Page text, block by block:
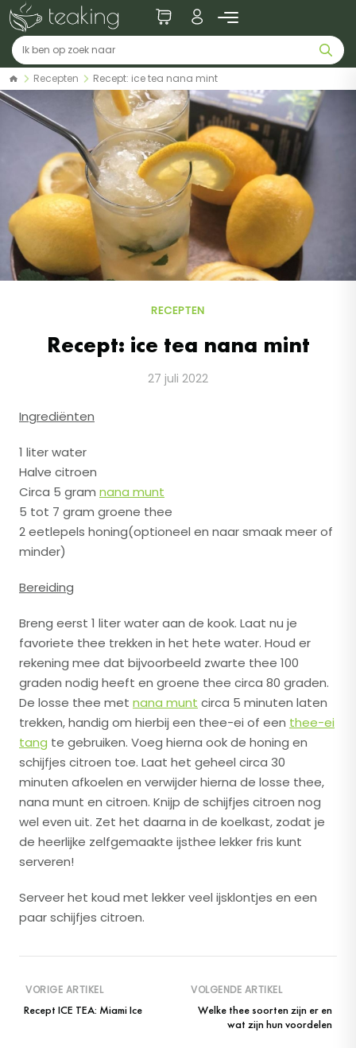
Recepten Recept: ice tea nana mint
RECEPTEN
Recept: ice tea nana mint
27 juli 2022
Ingrediënten
​1 liter water
Halve citroen
​Circa 5 gram nana munt
​5 tot 7 gram groene thee
​2 eetlepels honing(optioneel en naar smaak meer of
minder)
Bereiding
​Breng eerst 1 liter water aan de kook. Laat nu je
favoriete thee trekken in het hete water. Houd er
rekening mee dat bijvoorbeeld zwarte thee 100
graden nodig heeft en groene thee circa 80 graden.
De losse thee met nana munt circa 5 minuten laten
trekken, handig om hierbij een thee-ei of een thee-ei
tang te gebruiken. Voeg hierna ook de honing en
schijfjes citroen toe. Laat het geheel circa 30
minuten afkoelen en verwijder hierna de losse thee,
nana munt en citroen. Knijp de schijfjes citroen nog
wel even uit. Zet het daarna in de koelkast, zodat je
de heerlijke zelfgemaakte ijsthee lekker fris kunt
serveren!
Serveer het koud met lekker veel ijsklontjes en een
paar schijfjes citroen.
VORIGE ARTIKEL
Recept ICE TEA: Miami Ice
VOLGENDE ARTIKEL
Welke thee soorten zijn er en
wat zijn hun voordelen